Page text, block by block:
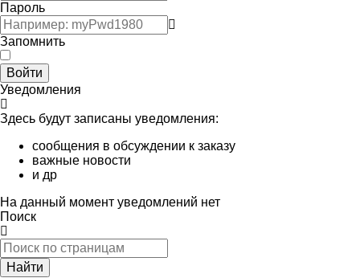
Пароль
Запомнить
Войти
Уведомления
Здесь будут записаны уведомления:
сообщения в обсуждении к заказу
важные новости
и др
На данный момент уведомлений нет
Поиск
Найти